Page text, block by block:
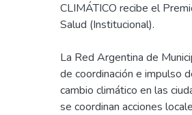
CLIMÁTICO recibe el
Salud (Institucional).
La Red Argentina de
de coordinación e impulso
cambio climático en las
se coordinan acciones